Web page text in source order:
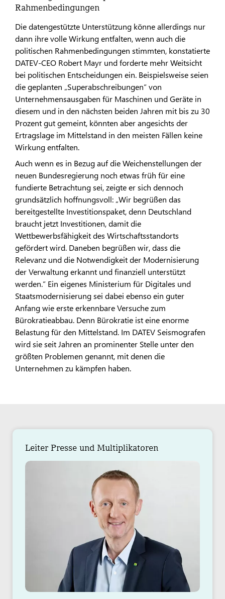
Rahmenbedingungen
Die datengestützte Unterstützung könne allerdings nur
dann ihre volle Wirkung entfalten, wenn auch die
politischen Rahmenbedingungen stimmten, konstatierte
DATEV-CEO Robert Mayr und forderte mehr Weitsicht
bei politischen Entscheidungen ein. Beispielsweise seien
die geplanten „Superabschreibungen“ von
Unternehmensausgaben für Maschinen und Geräte in
diesem und in den nächsten beiden Jahren mit bis zu 30
Prozent gut gemeint, könnten aber angesichts der
Ertragslage im Mittelstand in den meisten Fällen keine
Wirkung entfalten.
Auch wenn es in Bezug auf die Weichenstellungen der
neuen Bundesregierung noch etwas früh für eine
fundierte Betrachtung sei, zeigte er sich dennoch
grundsätzlich hoffnungsvoll: „Wir begrüßen das
bereitgestellte Investitionspaket, denn Deutschland
braucht jetzt Investitionen, damit die
Wettbewerbsfähigkeit des Wirtschaftsstandorts
gefördert wird. Daneben begrüßen wir, dass die
Relevanz und die Notwendigkeit der Modernisierung
der Verwaltung erkannt und finanziell unterstützt
werden.“ Ein eigenes Ministerium für Digitales und
Staatsmodernisierung sei dabei ebenso ein guter
Anfang wie erste erkennbare Versuche zum
Bürokratieabbau. Denn Bürokratie ist eine enorme
Belastung für den Mittelstand. Im DATEV Seismografen
wird sie seit Jahren an prominenter Stelle unter den
größten Problemen genannt, mit denen die
Unternehmen zu kämpfen haben.
Leiter Presse und Multiplikatoren